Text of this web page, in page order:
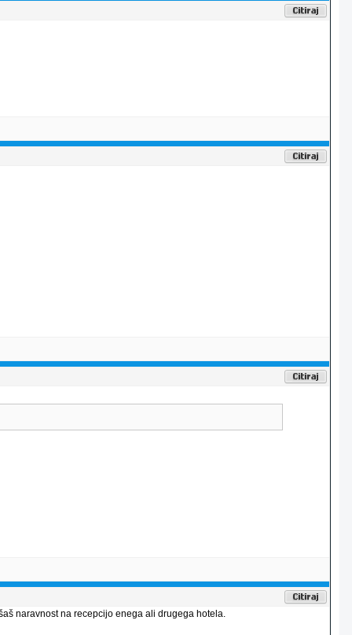
naravnost na recepcijo enega ali drugega hotela.